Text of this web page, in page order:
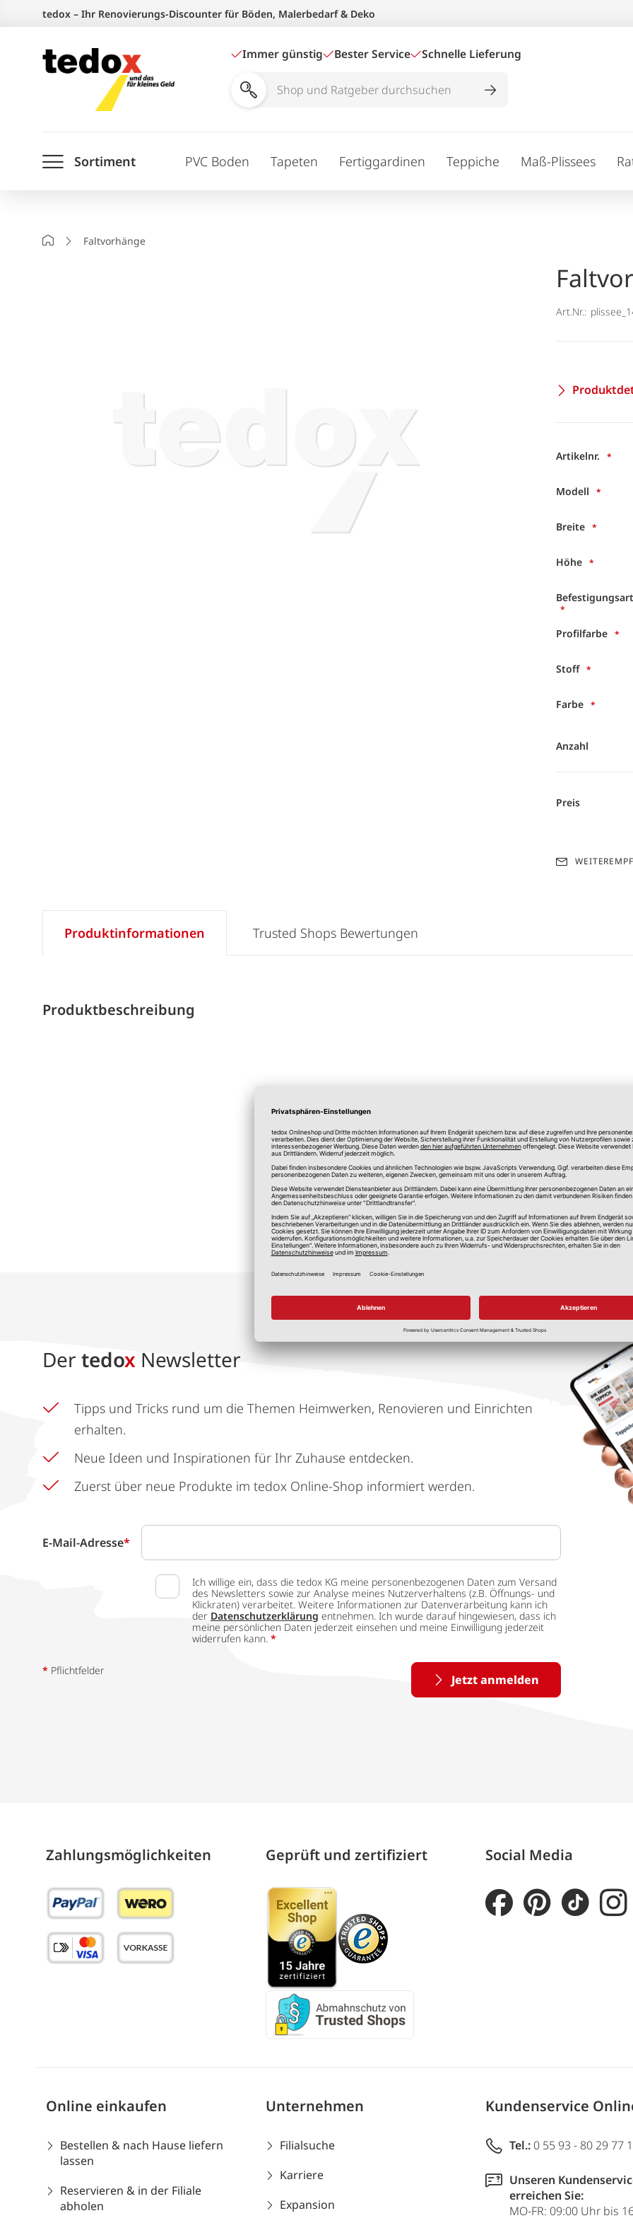
springen
tedox – Ihr Renovierungs-Discounter für Böden, Malerbedarf & Deko
Immer günstig Bester Service Schnelle Lieferung
Shop
durchsuchen
Sortiment PVC Boden Tapeten Fertiggardinen Teppiche Maß-Plissees
StartseiteFaltvorhänge
Art.Nr.:
Artikelnr.
Modell
Breite
Höhe
Profilfarbe
Stoff
Farbe
Anzahl
Preis
Produktinformationen
Produktbeschreibung
Trusted Shops Bewertungen
*Alle Preise in Euro, inkl. gesetzlicher Mehrwertsteuer, zzgl.
Der tedox Newsletter
Tipps und Tricks rund um die Themen Heimwerken, Renovieren und Einrichten
erhalten.
Neue Ideen und Inspirationen für Ihr Zuhause entdecken.
Zuerst über neue Produkte im tedox Online-Shop informiert werden.
E-Mail-Adresse*
Ich willige ein, dass die tedox KG meine personenbezogenen Daten zum Versand
des Newsletters sowie zur Analyse meines Nutzerverhaltens (z.B. Öffnungs- und
Klickraten) verarbeitet. Weitere Informationen zur Datenverarbeitung kann ich
der Datenschutzerklärung entnehmen. Ich wurde darauf hingewiesen, dass ich
meine persönlichen Daten jederzeit einsehen und meine Einwilligung jederzeit
widerrufen kann. *
Jetzt anmelden
* Pflichtfelder
Zahlungs­möglich­keiten Geprüft und zertifiziert Social Media
Online einkaufen
Bestellen & nach Hause liefern
lassen
Reservieren & in der Filiale
abholen
Unternehmen
Filialsuche
Karriere
Expansion
Kundenservice
Tel.: 0 55 93 - 80 29 77
Unseren
erreichen Sie:
MO-FR: 09:00 Uhr bis